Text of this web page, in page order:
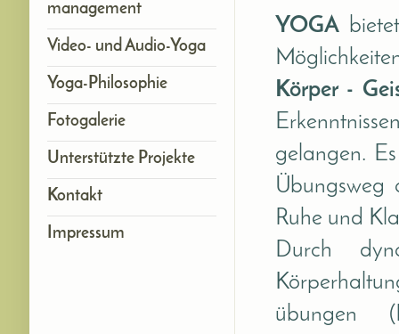
management
Video- und Audio-Yoga
Yoga-Philosophie
Fotogalerie
Unterstützte Projekte
Kontakt
Impressum
YOGA
Körper -
gelangen.
Ruhe und
Durch
übungen